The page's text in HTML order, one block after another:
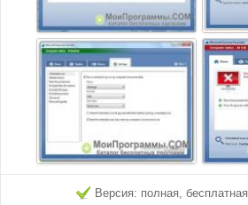
Версия: полная, бесплатная